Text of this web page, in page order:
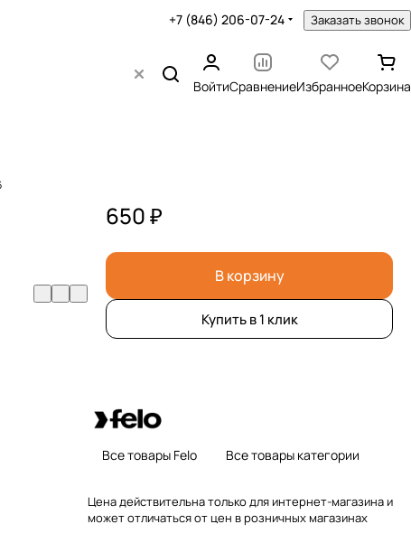
+7 (846) 206-07-24 Заказать звонок
ВойтиСравнениеИзбранноеКорзина
650 ₽
В корзину
Купить в 1 клик
Все товары Felo Все товары категории
Цена действительна только для интернет-магазина и
может отличаться от цен в розничных магазинах